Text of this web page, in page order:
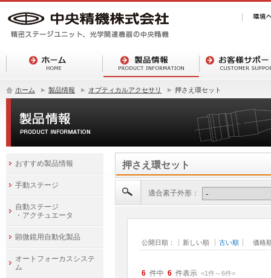
ホーム 製品情報 オプティカルアクセサリ 押さえ環セット
押さえ環セット
適合素子外形：
公開日順： 新しい順 古い順 価格
6 件中 6 件表示 <1件～6件>
おすすめ製品情報
手動ステージ
自動ステージ
・アクチュエータ
顕微鏡用自動化製品
オートフォーカスシステ
ム